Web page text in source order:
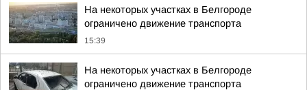
На некоторых участках в Белгороде
ограничено движение транспорта
15:39
На некоторых участках в Белгороде
ограничено движение транспорта